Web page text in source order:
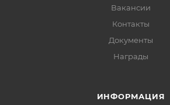
Вакансии
Контакты
Документы
Награды
ИНФОРМАЦИЯ